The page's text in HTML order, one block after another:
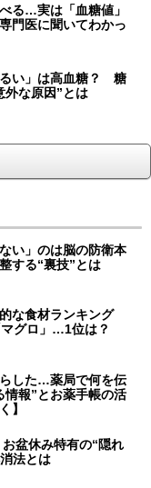
る…実は「血糖値」
門医に聞いてわかっ
い」は高血糖？ 糖
外な原因”とは
い」のは脳の防衛本
する“裏技”とは
的な食材ランキング
グロ」…1位は？
した…薬局で何を伝
報”とお薬手帳の活
】
お盆休み特有の“隠れ
法とは